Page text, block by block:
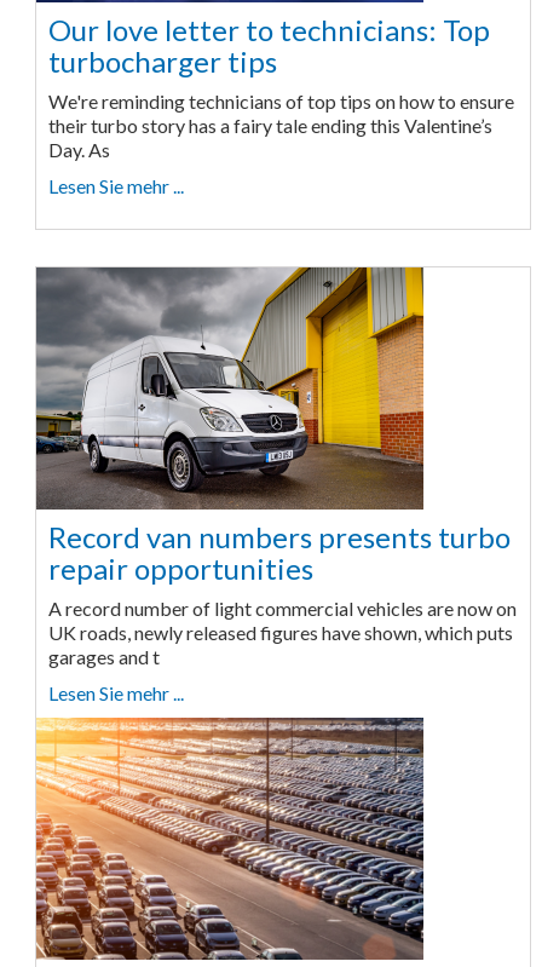
Our love letter to technicians: Top
turbocharger tips
We're reminding technicians of top tips on how to ensure
their turbo story has a fairy tale ending this Valentine’s
Day. As
Lesen Sie mehr ...
Record van numbers presents turbo
repair opportunities
A record number of light commercial vehicles are now on
UK roads, newly released figures have shown, which puts
garages and t
Lesen Sie mehr ...